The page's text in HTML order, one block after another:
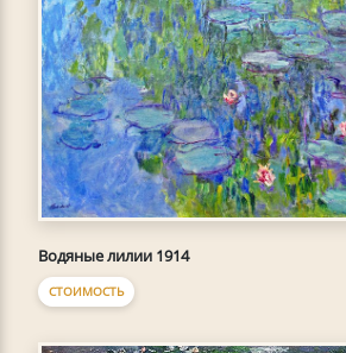
Водяные лилии 1914
СТОИМОСТЬ